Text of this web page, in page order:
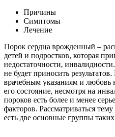
Причины
Симптомы
Лечение
Порок сердца врожденный –
детей и подростков, которая
недостаточности,
не будет приносить
врачебным указаниям и любовь
его состояние, несмотря на
пороков есть более и менее
факторов. Рассматриваться
есть две основные группы